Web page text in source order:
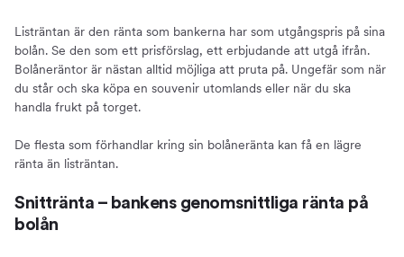
Listräntan är den ränta som bankerna har som utgångspris på sina
bolån. Se den som ett prisförslag, ett erbjudande att utgå ifrån.
Bolåneräntor är nästan alltid möjliga att pruta på. Ungefär som när
du står och ska köpa en souvenir utomlands eller när du ska
handla frukt på torget.
De flesta som förhandlar kring sin bolåneränta kan få en lägre
ränta än listräntan.
Snittränta – bankens genomsnittliga ränta på
bolån